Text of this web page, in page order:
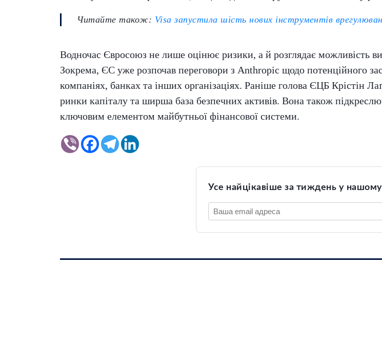
Читайте також: Visa запустила шість нових інструментів
Водночас Євросоюз не лише оцінює ризики, а й розглядає можливість
Зокрема, ЄС уже розпочав переговори з Anthropic щодо потенційного
компаніях, банках та інших організаціях. Раніше голова ЄЦБ Крістін
ринки капіталу та ширша база безпечних активів. Вона також
ключовим елементом майбутньої фінансової системи.
Усе найцікавіше за тиждень у